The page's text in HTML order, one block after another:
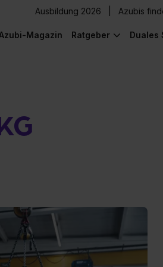
Ausbildung 2026 Azubis
Magazin Ratgeber Duales